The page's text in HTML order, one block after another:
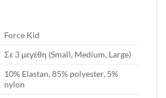
Force Kid
Σε 3 μεγέθη (Small, Medium, Large)
10% Elastan, 85% polyester, 5%
nylon